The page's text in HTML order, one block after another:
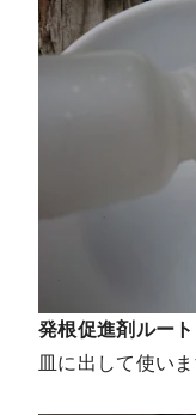
発根促進剤ルー
皿に出して使いま